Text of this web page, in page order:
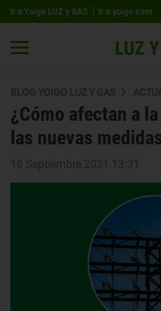
Ir a Yoigo LUZ y GAS Ir a yoigo.com
BLOG YOIGO LUZ Y GAS
¿Cómo afectan a
las nuevas
16 Septiembre 2021 13:31